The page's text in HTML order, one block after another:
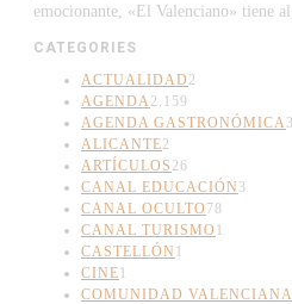
emocionante, «El Valenciano» tiene
CATEGORIES
ACTUALIDAD 2
AGENDA 2.159
AGENDA GASTRONÓMICA
ALICANTE2
ARTÍCULOS 26
CANAL EDUCACIÓN 3
CANAL OCULTO 78
CANAL TURISMO 1
CASTELLÓN 1
CINE1
COMUNIDAD VALENCIANA